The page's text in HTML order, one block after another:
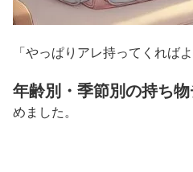
「やっぱりアレ持ってくれば
年齢別・季節別の持ち
めました。